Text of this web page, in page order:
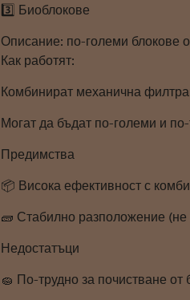
3️⃣ Биоблокове
Описание: по-големи блокове
Как работят:
Комбинират механична
Могат да бъдат по-големи и
Предимства
📦 Висока ефективност с
🧱 Стабилно разположение (не
Недостатъци
🧽 По-трудно за почистване от